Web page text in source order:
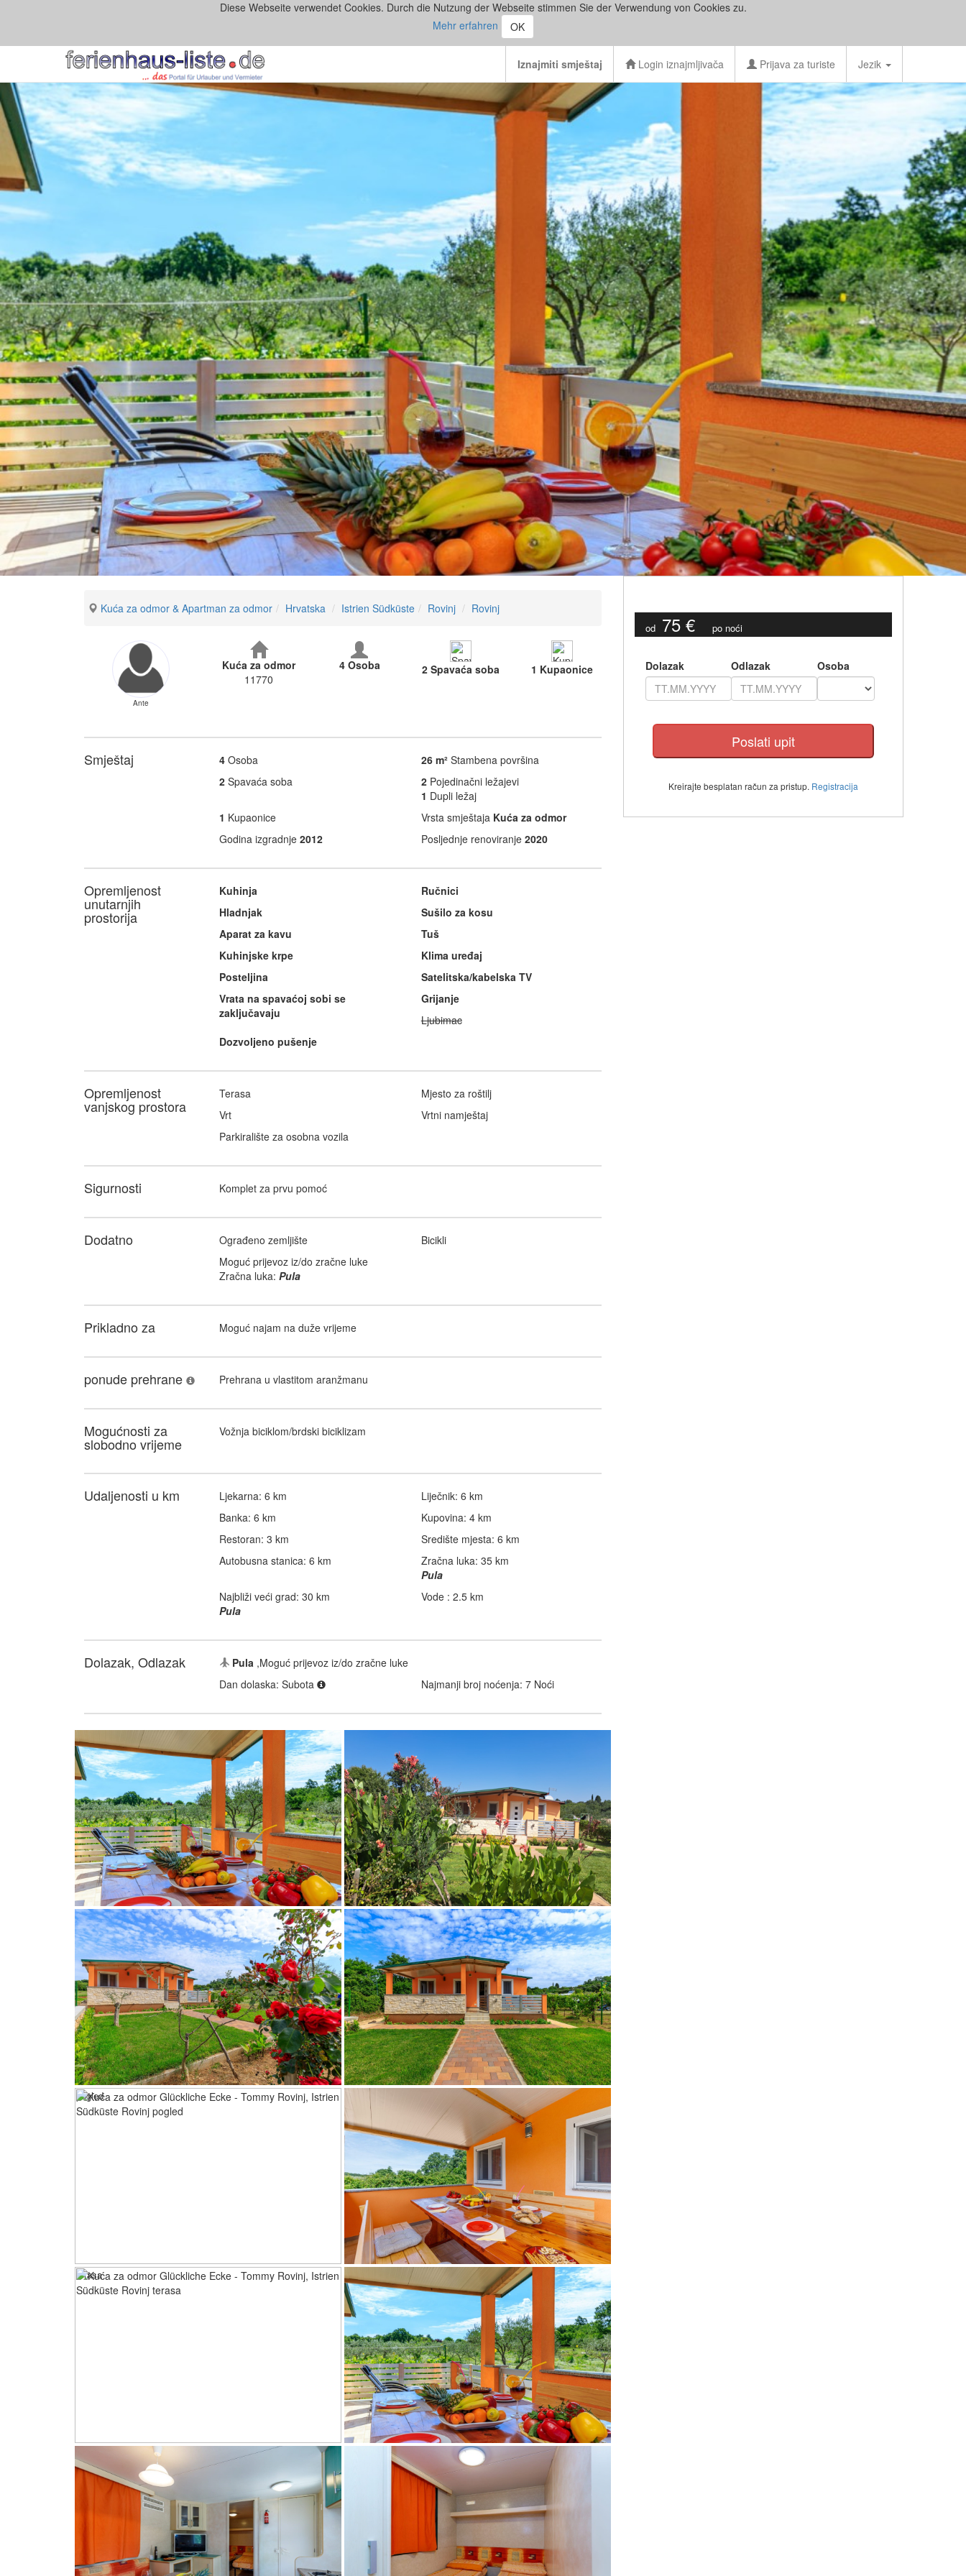
Diese Webseite verwendet Cookies. Durch die Nutzung der Webseite stimmen Sie der Verwendung von Cookies zu.
Mehr erfahren
OK
Iznajmiti smještaj Login iznajmljivača Prijava za turiste Jezik
od 75 € po noći
Dolazak Odlazak Osoba
Kreirajte besplatan račun za pristup. Registracija
Kuća za odmor & Apartman za odmor Hrvatska Istrien Südküste Rovinj Rovinj
Ante
Kuća za odmor
11770
4 Osoba 2 Spavaća soba 1 Kupaonice
Smještaj 4Osoba 26 m²Stambena površina
2Spavaća soba 2Pojedinačni ležajevi
1 Dupli ležaj
1 Kupaonice Vrsta smještaja Kuća za odmor
Godina izgradnje 2012 Posljednje renoviranje 2020
Opremljenost
unutarnjih
prostorija
Kuhinja
Ručnici
Hladnjak
Sušilo za kosu
Aparat za kavu
Tuš
Kuhinjske krpe
Klima uređaj
Posteljina
Satelitska/kabelska TV
Vrata na spavaćoj sobi se
zaključavaju
Grijanje
Ljubimac
Dozvoljeno pušenje
Opremljenost
vanjskog prostora
Terasa
Mjesto za roštilj
Vrt
Vrtni namještaj
Parkiralište za osobna vozila
Sigurnosti Komplet za prvu pomoć
Dodatno Ograđeno zemljište
Bicikli
Moguć prijevoz iz/do zračne luke
Zračna luka: Pula
Prikladno za Moguć najam na duže vrijeme
ponude prehrane Prehrana u vlastitom aranžmanu
Mogućnosti za
slobodno vrijeme
Vožnja biciklom/brdski biciklizam
Udaljenosti u km Ljekarna: 6 km
Liječnik: 6 km
Banka: 6 km
Kupovina: 4 km
Restoran: 3 km
Središte mjesta: 6 km
Autobusna stanica: 6 km
Zračna luka: 35 km
Pula
Najbliži veći grad: 30 km
Pula
Vode : 2.5 km
Dolazak, Odlazak Pula,Moguć prijevoz iz/do zračne luke
Dan dolaska: Subota
Najmanji broj noćenja: 7 Noći
terasa
pogled na pogled smjestajne jedinice
pogled
terasa terasa
kuhinja i dnevni boravak soba sa dva odvojena kreveta